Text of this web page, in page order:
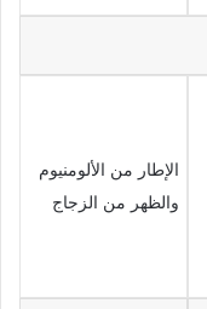
الإطار من الألومنيوم
والظهر من الزجاج